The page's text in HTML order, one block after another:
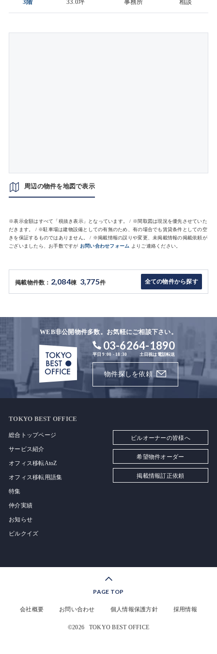
3階 33.0坪 事務所 相談
周辺の物件を地図で表示
※表示金額はすべて「税抜き表示」となっています。 / ※間取図は現況を優先させていた
だきます。 / ※駐車場は建物設備としての有無のため、有の場合でも賃貸条件としての空
きを保証するものではありません。 / ※掲載情報の誤りや変更、未掲載情報の掲載依頼が
ございましたら、お手数ですが お問い合わせフォーム よりご連絡ください。
掲載物件数： 2,084棟 3,775件 全ての物件から探す
WEB非公開物件多数。お気軽にご相談下さい。
03-6264-1890
平日 9:00 - 18:30 土日祝は電話転送
物件探しを依頼
TOKYO BEST OFFICE
総合トップページ
サービス紹介
オフィス移転AtoZ
オフィス移転用語集
特集
仲介実績
お知らせ
ビルクイズ
ビルオーナーの皆様へ
希望物件オーダー
掲載情報訂正依頼
PAGE TOP
会社概要 お問い合わせ 個人情報保護方針 採用情報
©2026 TOKYO BEST OFFICE